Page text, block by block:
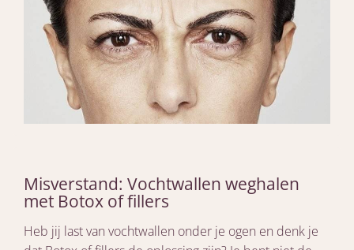
Misverstand: Vochtwallen weghalen
met Botox of fillers
Heb jij last van vochtwallen onder je ogen en denk je